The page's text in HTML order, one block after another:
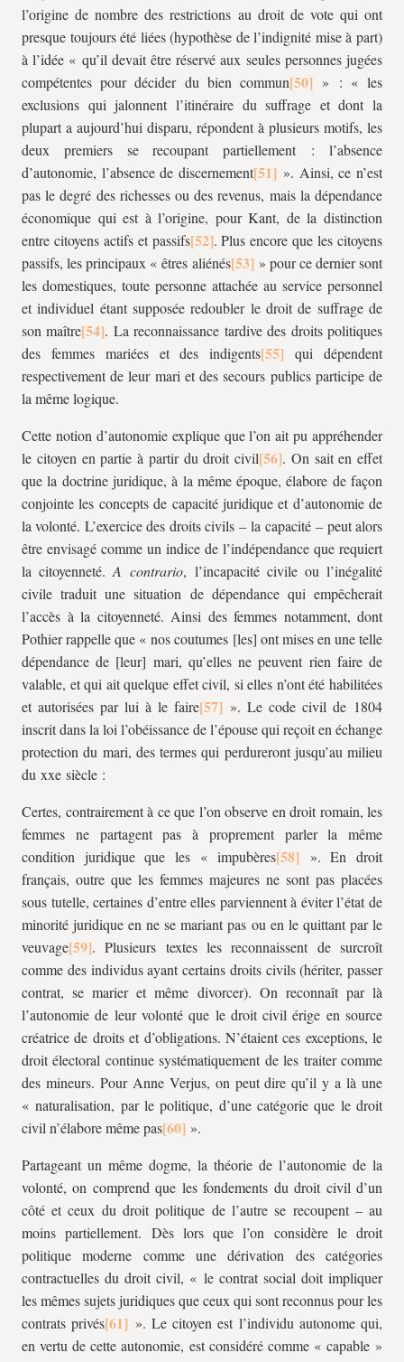
l’origine de nombre des restrictions au droit de vote qui ont
presque toujours été liées (hypothèse de l’indignité mise à part)
à l’idée « qu’il devait être réservé aux seules personnes jugées
compétentes pour décider du bien commun
» : « les
exclusions qui jalonnent l’itinéraire du suffrage et dont la
plupart a aujourd’hui disparu, répondent à plusieurs motifs, les
deux premiers se recoupant partiellement : l’absence
d’autonomie, l’absence de discernement
». Ainsi, ce n’est
pas le degré des richesses ou des revenus, mais la dépendance
économique qui est à l’origine, pour Kant, de la distinction
entre citoyens actifs et passifs
. Plus encore que les citoyens
passifs, les principaux « êtres aliénés
» pour ce dernier sont
les domestiques, toute personne attachée au service personnel
et individuel étant supposée redoubler le droit de suffrage de
son maître
. La reconnaissance tardive des droits politiques
des femmes mariées et des indigents
qui dépendent
respectivement de leur mari et des secours publics participe de
la même logique.
Cette notion d’autonomie explique que l’on ait pu appréhender
le citoyen en partie à partir du droit civil
. On sait en effet
que la doctrine juridique, à la même époque, élabore de façon
conjointe les concepts de capacité juridique et d’autonomie de
la volonté. L’exercice des droits civils – la capacité – peut alors
être envisagé comme un indice de l’indépendance que requiert
la citoyenneté.A contrario, l’incapacité civile ou l’inégalité
civile traduit une situation de dépendance qui empêcherait
l’accès à la citoyenneté. Ainsi des femmes notamment, dont
Pothier rappelle que « nos coutumes [les] ont mises en une telle
dépendance de [leur] mari, qu’elles ne peuvent rien faire de
valable, et qui ait quelque effet civil, si elles n’ont été habilitées
et autorisées par lui à le faire
». Le code civil de 1804
inscrit dans la loi l’obéissance de l’épouse qui reçoit en échange
protection du mari, des termes qui perdureront jusqu’au milieu
du xxe siècle :
Certes, contrairement à ce que l’on observe en droit romain, les
femmes ne partagent pas à proprement parler la même
condition juridique que les « impubères
». En droit
français, outre que les femmes majeures ne sont pas placées
sous tutelle, certaines d’entre elles parviennent à éviter l’état de
minorité juridique en ne se mariant pas ou en le quittant par le
veuvage
. Plusieurs textes les reconnaissent de surcroît
comme des individus ayant certains droits civils (hériter, passer
contrat, se marier et même divorcer). On reconnaît par là
l’autonomie de leur volonté que le droit civil érige en source
créatrice de droits et d’obligations. N’étaient ces exceptions, le
droit électoral continue systématiquement de les traiter comme
des mineurs. Pour Anne Verjus, on peut dire qu’il y a là une
« naturalisation, par le politique, d’une catégorie que le droit
civil n’élabore même pas
».
Partageant un même dogme, la théorie de l’autonomie de la
volonté, on comprend que les fondements du droit civil d’un
côté et ceux du droit politique de l’autre se recoupent – au
moins partiellement. Dès lors que l’on considère le droit
politique moderne comme une dérivation des catégories
contractuelles du droit civil, « le contrat social doit impliquer
les mêmes sujets juridiques que ceux qui sont reconnus pour les
contrats privés
». Le citoyen est l’individu autonome qui,
en vertu de cette autonomie, est considéré comme « capable »